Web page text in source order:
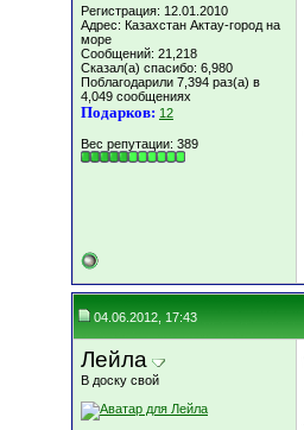
Регистрация: 12.01.2010
Адрес: Казахстан Актау-город на
море
Сообщений: 21,218
Сказал(а) спасибо: 6,980
Поблагодарили 7,394 раз(а) в
4,049 сообщениях
Подарков: 12
Вес репутации: 389
04.06.2012, 17:43
Лейла
В доску свой